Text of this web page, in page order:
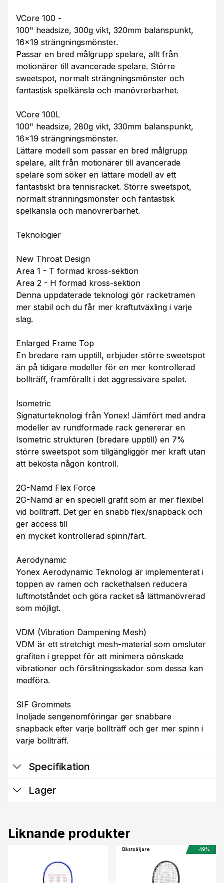
VCore 100 -
100" headsize, 300g vikt, 320mm balanspunkt,
16x19 strängningsmönster.
Passar en bred målgrupp spelare, allt från
motionärer till avancerade spelare. Större
sweetspot, normalt strängningsmönster och
fantastisk spelkänsla och manövrerbarhet.
VCore 100L
100" headsize, 280g vikt, 330mm balanspunkt,
16x19 strängningsmönster.
Lättare modell som passar en bred målgrupp
spelare, allt från motionärer till avancerade
spelare som söker en lättare modell av ett
fantastiskt bra tennisracket. Större sweetspot,
normalt stränningsmönster och fantastisk
spelkänsla och manövrerbarhet.
Teknologier
New Throat Design
Area 1 - T formad kross-sektion
Area 2 - H formad kross-sektion
Denna uppdaterade teknologi gör racketramen
mer stabil och du får mer kraftutväxling i varje
slag.
Enlarged Frame Top
En bredare ram upptill, erbjuder större sweetspot
än på tidigare modeller för en mer kontrollerad
bollträff, framförallt i det aggressivare spelet.
Isometric
Signaturteknologi från Yonex! Jämfört med andra
modeller av rundformade rack genererar en
Isometric strukturen (bredare upptill) en 7%
större sweetspot som tillgängliggör mer kraft utan
att bekosta någon kontroll.
2G-Namd Flex Force
2G-Namd är en speciell grafit som är mer flexibel
vid bollträff. Det ger en snabb flex/snapback och
ger access till
en mycket kontrollerad spinn/fart.
Aerodynamic
Yonex Aerodynamic Teknologi är implementerat i
toppen av ramen och rackethalsen reducera
luftmotståndet och göra racket så lättmanövrerad
som möjligt.
VDM (Vibration Dampening Mesh)
VDM är ett stretchigt mesh-material som omsluter
grafiten i greppet för att minimera oönskade
vibrationer och förslitningsskador som dessa kan
medföra.
SIF Grommets
Inoljade sengenomföringar ger snabbare
snapback efter varje bollträff och ger mer spinn i
varje bollträff.
Specifikation
Lager
Liknande produkter
Bästsäljare -49%